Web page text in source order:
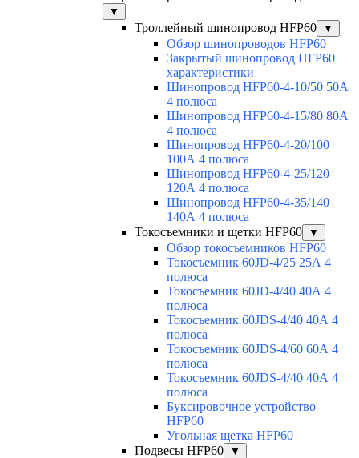
▼
Троллейный шинопровод HFP60 ▼
Обзор шинопроводов HFP60
Закрытый шинопровод HFP60
характеристики
Шинопровод HFP60-4-10/50 50А
4 полюса
Шинопровод HFP60-4-15/80 80А
4 полюса
Шинопровод HFP60-4-20/100
100А 4 полюса
Шинопровод HFP60-4-25/120
120А 4 полюса
Шинопровод HFP60-4-35/140
140А 4 полюса
Токосъемники и щетки HFP60
▼
Обзор токосъемников HFP60
Токосъемник 60JD-4/25 25А 4
полюса
Токосъемник 60JD-4/40 40А 4
полюса
Токосъемник 60JDS-4/40 40А 4
полюса
Токосъемник 60JDS-4/60 60А 4
полюса
Токосъемник 60JDS-4/40 40А 4
полюса
Буксировочное устройство
HFP60
Угольная щетка HFP60
Подвесы HFP60
▼